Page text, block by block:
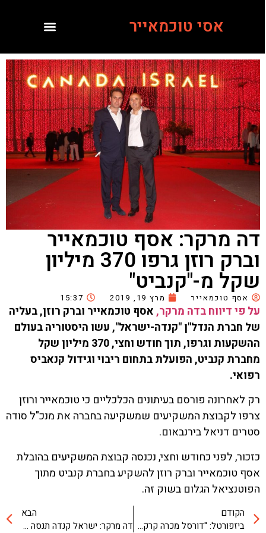
אסי טוכמאייר
דה מרקר: אסף טוכמאייר
וברק רוזן גרפו 370 מיליון
שקל מ-"קנביט"
אסף טוכמאייר מרץ 19, 2019 15:37
על פי דיווח בדה מרקר,אסף טוכמאייר וברק רוזן, בעליה
של חברת הנדל"ן "קנדה-ישראל", עשו היסטוריה בעולם
ההשקעות וגרפו, תוך חודש וחצי, 370 מיליון שקל
מחברת קנביט, הפועלת בתחום ריבוי וגידול קנאביס
רפואי.
רק לאחרונה פורסם בעיתונים הכלכליים כי טוכמאייר ורוזן
צרפו לקבוצת המשקיעים שמשקיעה בחברה את מנכ"ל סודה
סטרים דניאל בירנבאום.
כזכור, לפני כחודש וחצי, נכנסה קבוצת המשקיעים בהובלת
אסף טוכמאייר וברק רוזן להשקיע בחברת קנביט מתוך
הפוטנציאל הגלום בשוק זה.
הקודם
ביזפורטל: "דורסל מכרה קרקע בנתניה לישראל קנדה ב-134 מיליון שקל"
הבא
דה מרקר: ישראל קנדה תנסה לרכוש את בית אמריקה בתל אביב